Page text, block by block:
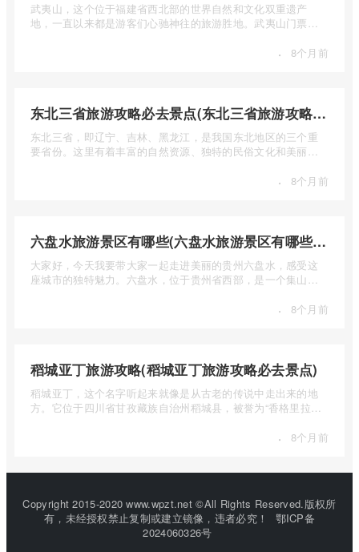
武夷山，这个位于福建省西北部的世界自然和文化双重遗产
地，一直以来都是游客们心驰神往的旅游胜地。武夷山门票多
· 8个月前
东北三省旅游攻略必去景点(东北三省旅游攻略必去景点视频介绍)
东北三省，即辽宁、吉林、黑龙江，是我国东北地区的三个重
要省份。这里有着丰富的自然资源、独特的民俗文化和美丽的
· 8个月前
六盘水旅游景区有哪些(六盘水旅游景区有哪些景点值得去)
大家好，今天我要带大家一起走进美丽的贵州六盘水，感受这
座城市的独特魅力。六盘水，位于贵州省西部，是一个集山水
· 8个月前
稻城亚丁旅游攻略(稻城亚丁旅游攻略必去景点)
稻城亚丁，这个名字听起来就像是从古老的传说中走出来的地
方。它位于四川省甘孜藏族自治州稻城县，被誉为“香格里拉的
· 8个月前
Copyright 2015-2020 www.wpzt.net ©All Rights Reserved.版权所
有，未经授权禁止复制或建立镜像，违者必究！
鄂ICP备
2024060326号